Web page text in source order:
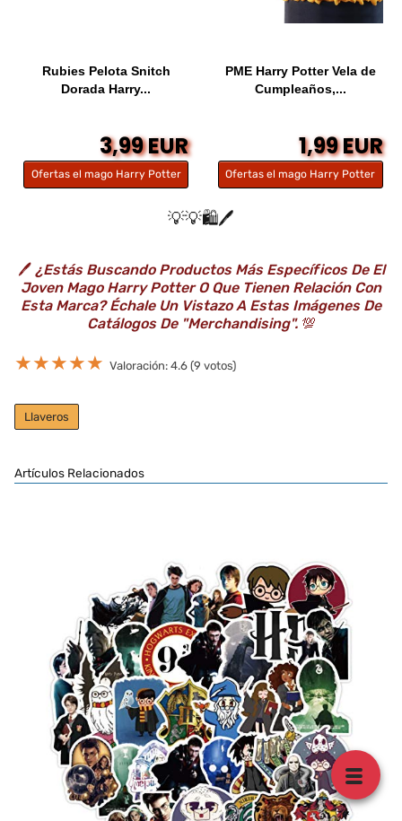
Rubies Pelota Snitch
Dorada Harry...
3,99 EUR
Ofertas el mago Harry Potter
PME Harry Potter Vela de
Cumpleaños,...
1,99 EUR
Ofertas el mago Harry Potter
💡💡🛍️🖊️
🖊️ ¿Estás Buscando Productos Más Específicos De El
Joven Mago Harry Potter O Que Tienen Relación Con
Esta Marca? Échale Un Vistazo A Estas Imágenes De
Catálogos De "Merchandising".💯
★★★★★ Valoración: 4.6 (9 votos)
Llaveros
Artículos Relacionados